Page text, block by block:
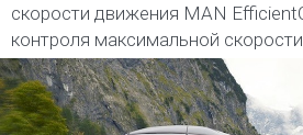
скорости движения MAN
контроля максимальной